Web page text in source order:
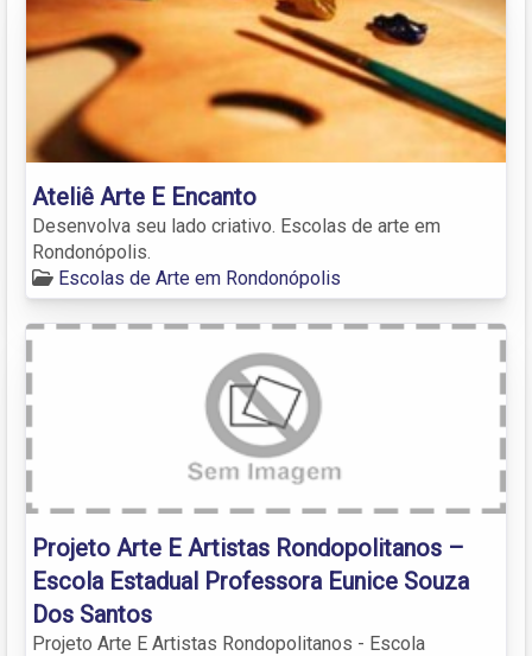
Ateliê Arte E Encanto
Desenvolva seu lado criativo. Escolas de arte em
Rondonópolis.
Escolas de Arte em Rondonópolis
Projeto Arte E Artistas Rondopolitanos –
Escola Estadual Professora Eunice Souza
Dos Santos
Projeto Arte E Artistas Rondopolitanos - Escola